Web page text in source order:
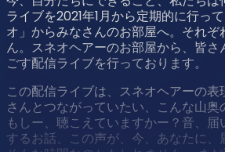
ライブを2021年1月から定期的に行っ
オ」からみなさんのお部屋へ。それ
ん。スネオヘアーのお部屋から、皆
ごす配信ライブを行っております。
この配信ライブは、スネオヘアーの
さんとつながっていたい、こんな山
もしー、聴こえていますかー？音、
するお話、この声が、今、あなたに、